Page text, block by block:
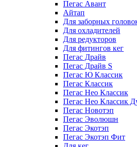
Пегас Авант
Айтап
Для заборных
Для охладителей
Для редукторов
Для фитингов кег
Пегас Драйв
Пегас Драйв S
Пегас Ю Классик
Пегас Классик
Пегас Нео Классик
Пегас Нео Классик
Пегас Новотэп
Пегас Эволюшн
Пегас Экотэп
Пегас Экотэп Фит